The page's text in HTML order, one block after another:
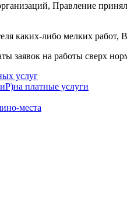
Правление
каких-либо мелких
заявок на работы сверх
услуг
платные услуги
места